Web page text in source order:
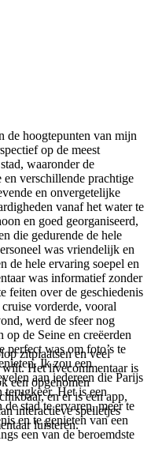
de hoogtepunten van mijn
op de meest
waaronder de
verschillende prachtige
en onvergetelijke
vanaf het water te
en goed georganiseerd,
die gedurende de hele
was vriendelijk en
de hele ervaring soepel en
was informatief zonder
feiten over de geschiedenis
vorderde, vooral
werd de sfeer nog
op de Seine en creëerden
perfect was om foto’s te
Ik zou een
aan iedereen die Parijs
terugkeer. Het is een
stad te ervaren, meer te
en te genieten van een
een van de beroemdste
zitplaatsen en veel
Het livecommentaar is
een opgenomen
en er is een app,
interactieve spelletjes
luisteren.